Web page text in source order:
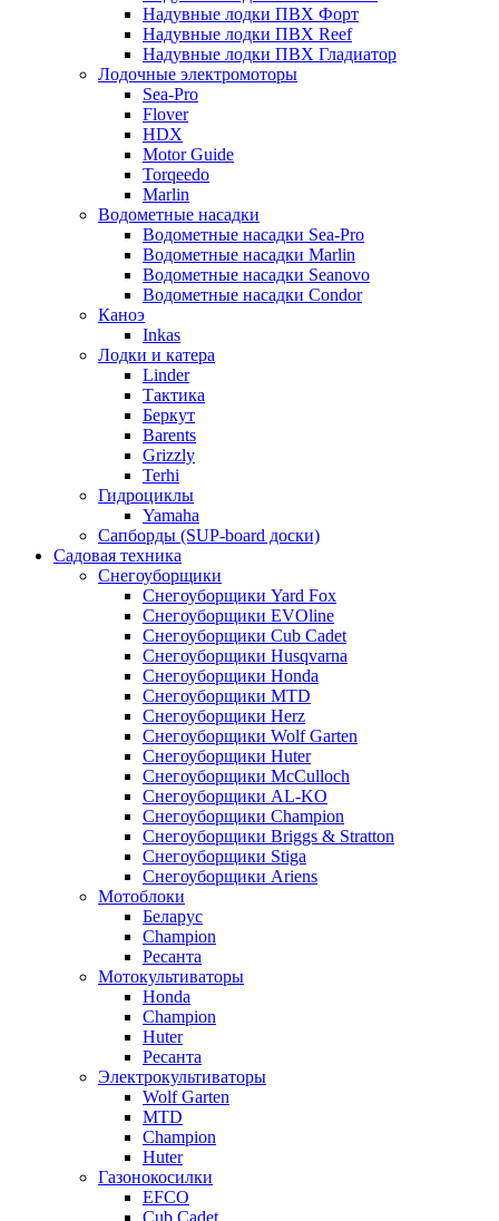
Надувные лодки ПВХ Форт
Надувные лодки ПВХ Reef
Надувные лодки ПВХ Гладиатор
Лодочные электромоторы
Sea-Pro
Flover
HDX
Motor Guide
Torqeedo
Marlin
Водометные насадки
Водометные насадки Sea-Pro
Водометные насадки Marlin
Водометные насадки Seanovo
Водометные насадки Condor
Каноэ
Inkas
Лодки и катера
Linder
Тактика
Беркут
Barents
Grizzly
Terhi
Гидроциклы
Yamaha
Сапборды (SUP-board доски)
Садовая техника
Снегоуборщики
Снегоуборщики Yard Fox
Снегоуборщики EVOline
Снегоуборщики Cub Cadet
Снегоуборщики Husqvarna
Снегоуборщики Honda
Снегоуборщики MTD
Снегоуборщики Herz
Снегоуборщики Wolf Garten
Снегоуборщики Huter
Снегоуборщики McCulloch
Снегоуборщики AL-KO
Снегоуборщики Champion
Снегоуборщики Briggs & Stratton
Снегоуборщики Stiga
Снегоуборщики Ariens
Мотоблоки
Беларус
Champion
Ресанта
Мотокультиваторы
Honda
Champion
Huter
Ресанта
Электрокультиваторы
Wolf Garten
MTD
Champion
Huter
Газонокосилки
EFCO
Cub Cadet